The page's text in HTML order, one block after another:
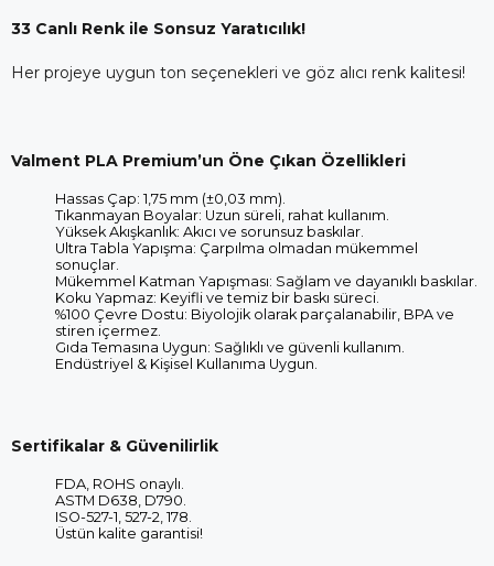
33 Canlı Renk ile Sonsuz Yaratıcılık!
Her projeye uygun ton seçenekleri ve göz alıcı renk kalitesi!
Valment PLA Premium’un Öne Çıkan Özellikleri
Hassas Çap: 1,75 mm (±0,03 mm).
Tıkanmayan Boyalar: Uzun süreli, rahat kullanım.
Yüksek Akışkanlık: Akıcı ve sorunsuz baskılar.
Ultra Tabla Yapışma: Çarpılma olmadan mükemmel
sonuçlar.
Mükemmel Katman Yapışması: Sağlam ve dayanıklı baskılar.
Koku Yapmaz: Keyifli ve temiz bir baskı süreci.
%100 Çevre Dostu: Biyolojik olarak parçalanabilir, BPA ve
stiren içermez.
Gıda Temasına Uygun: Sağlıklı ve güvenli kullanım.
Endüstriyel & Kişisel Kullanıma Uygun.
Sertifikalar & Güvenilirlik
FDA, ROHS onaylı.
ASTM D638, D790.
ISO-527-1, 527-2, 178.
Üstün kalite garantisi!